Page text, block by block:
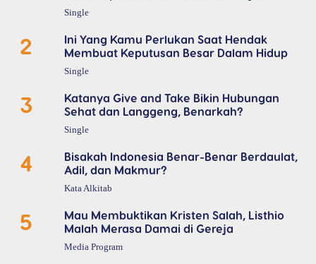
Single
2
Ini Yang Kamu Perlukan Saat Hendak
Membuat Keputusan Besar Dalam Hidup
Single
3
Katanya Give and Take Bikin Hubungan
Sehat dan Langgeng, Benarkah?
Single
4
Bisakah Indonesia Benar-Benar Berdaulat,
Adil, dan Makmur?
Kata Alkitab
5
Mau Membuktikan Kristen Salah, Listhio
Malah Merasa Damai di Gereja
Media Program